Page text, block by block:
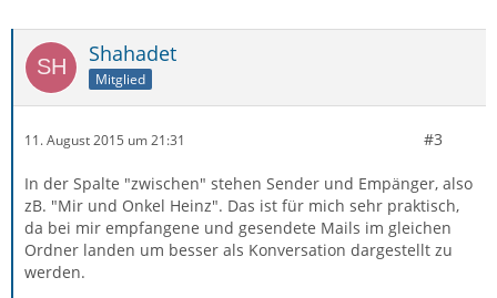
Shahadet
Mitglied
11. August 2015 um 21:31 #3
In der Spalte "zwischen" stehen Sender und Empänger, also
zB. "Mir und Onkel Heinz". Das ist für mich sehr praktisch,
da bei mir empfangene und gesendete Mails im gleichen
Ordner landen um besser als Konversation dargestellt zu
werden.